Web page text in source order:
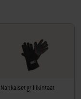
Nahkaiset grillikintaat